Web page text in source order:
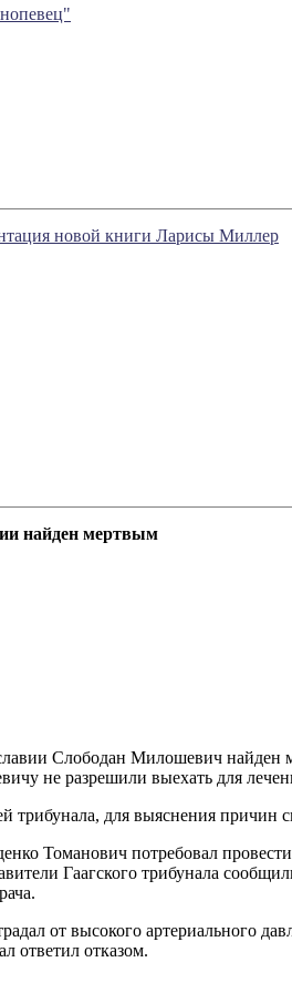
новой книги Ларисы Миллер
найден мертвым
Слободан Милошевич найден
не разрешили выехать для
трибунала, для выяснения причин
Томанович потребовал
Гаагского трибунала
от высокого артериального
ответил отказом.